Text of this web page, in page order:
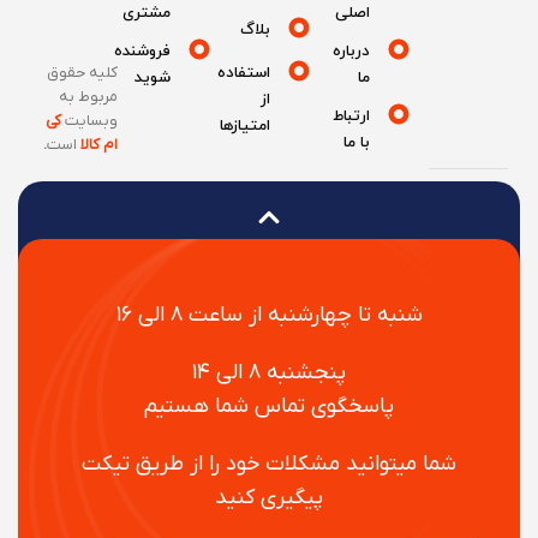
شنبه تا چهارشنبه از ساعت ۸ الی ۱۶
پنجشنبه ۸ الی ۱۴
پاسخگوی تماس شما هستیم
شما میتوانید مشکلات خود را از طریق تیکت
پیگیری کنید
درباره
ارتباط
بلاگ
استفاده
امتیازها
مشتری
فروشنده
شوید
کلیه حقوق
مربوط به
وبسایتکی
ام کالااست.